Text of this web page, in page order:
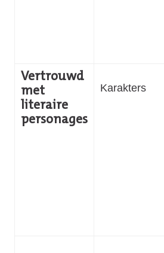
Vertrouwd
met
literaire
personages
Karakters